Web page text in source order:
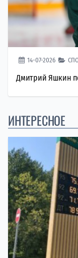
14-07-2026
Дмитрий Яшкин
ИНТЕРЕСНОЕ